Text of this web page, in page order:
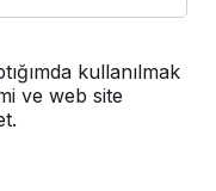
kullanılmak
ve web site